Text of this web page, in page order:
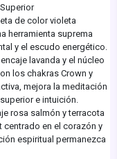
de color violeta
herramienta suprema
y el escudo energético.
lavanda y el núcleo
los chakras Crown y
mejora la meditación
e intuición.
rosa salmón y terracota
en el corazón y
espiritual permanezca